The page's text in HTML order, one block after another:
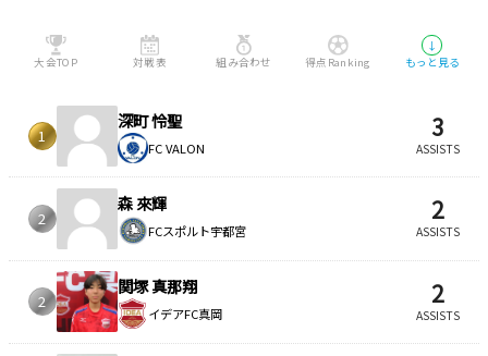
大会TOP 対戦表 組み合わせ 得点Ranking
↓
もっと見る
1
深町 怜聖
FC VALON
3
ASSISTS
2
森 來輝
FCスポルト宇都宮
2
ASSISTS
2
関塚 真那翔
イデアFC真岡
2
ASSISTS